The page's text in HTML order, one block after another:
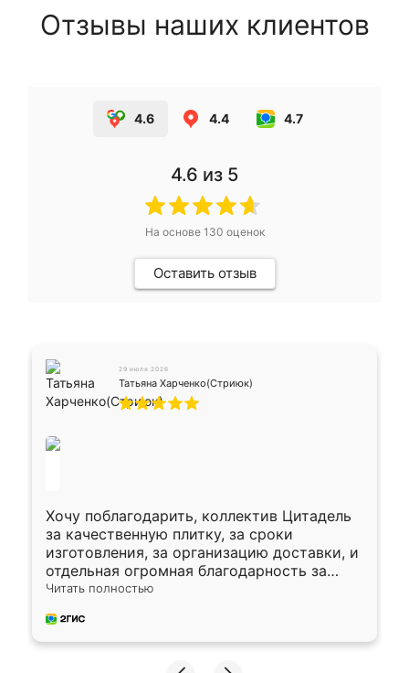
Отзывы наших клиентов
4.6 4.4 4.7
4.6 из 5
На основе 130 оценок
Оставить отзыв
29 июля 2026
Татьяна Харченко(Стриюк)
Хочу поблагодарить, коллектив Цитадель
за качественную плитку, за сроки
изготовления, за организацию доставки, и
отдельная огромная благодарность за
укладку плитки Оганесу, за два дня 70 кв,
Читать полностью